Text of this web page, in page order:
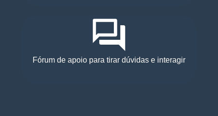
Fórum de apoio para tirar dúvidas e interagir